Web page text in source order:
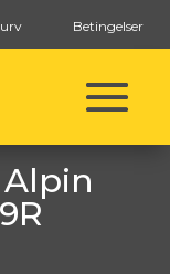
Betingelser